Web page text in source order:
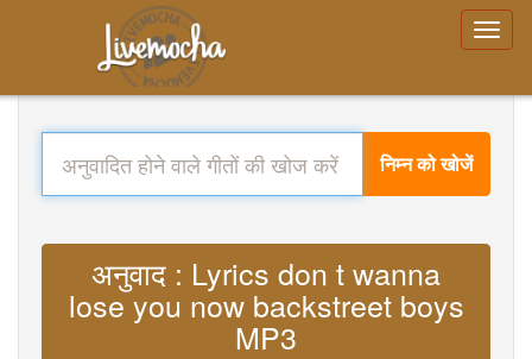
निम्न को खोजें
अनुवाद : Lyrics don t wanna
lose you now backstreet boys
MP3